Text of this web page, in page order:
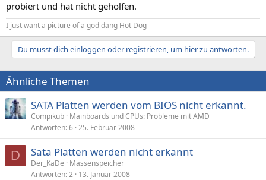
probiert und hat nicht geholfen.
I just want a picture of a god dang Hot Dog
Du musst dich einloggen oder registrieren, um hier zu antworten.
Ähnliche Themen
SATA Platten werden vom BIOS nicht erkannt.
Compikub Mainboards und CPUs: Probleme mit AMD
Antworten 6 25. Februar 2008
D Sata Platten werden nicht erkannt
Der_KaDe
Massenspeicher
Antworten 2 13. Januar 2008